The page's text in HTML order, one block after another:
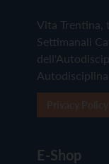
Vita Trentina,
Settimanali
E-Shop